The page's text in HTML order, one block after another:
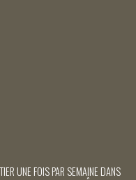
UNE FOIS PAR SEMAINE DANS